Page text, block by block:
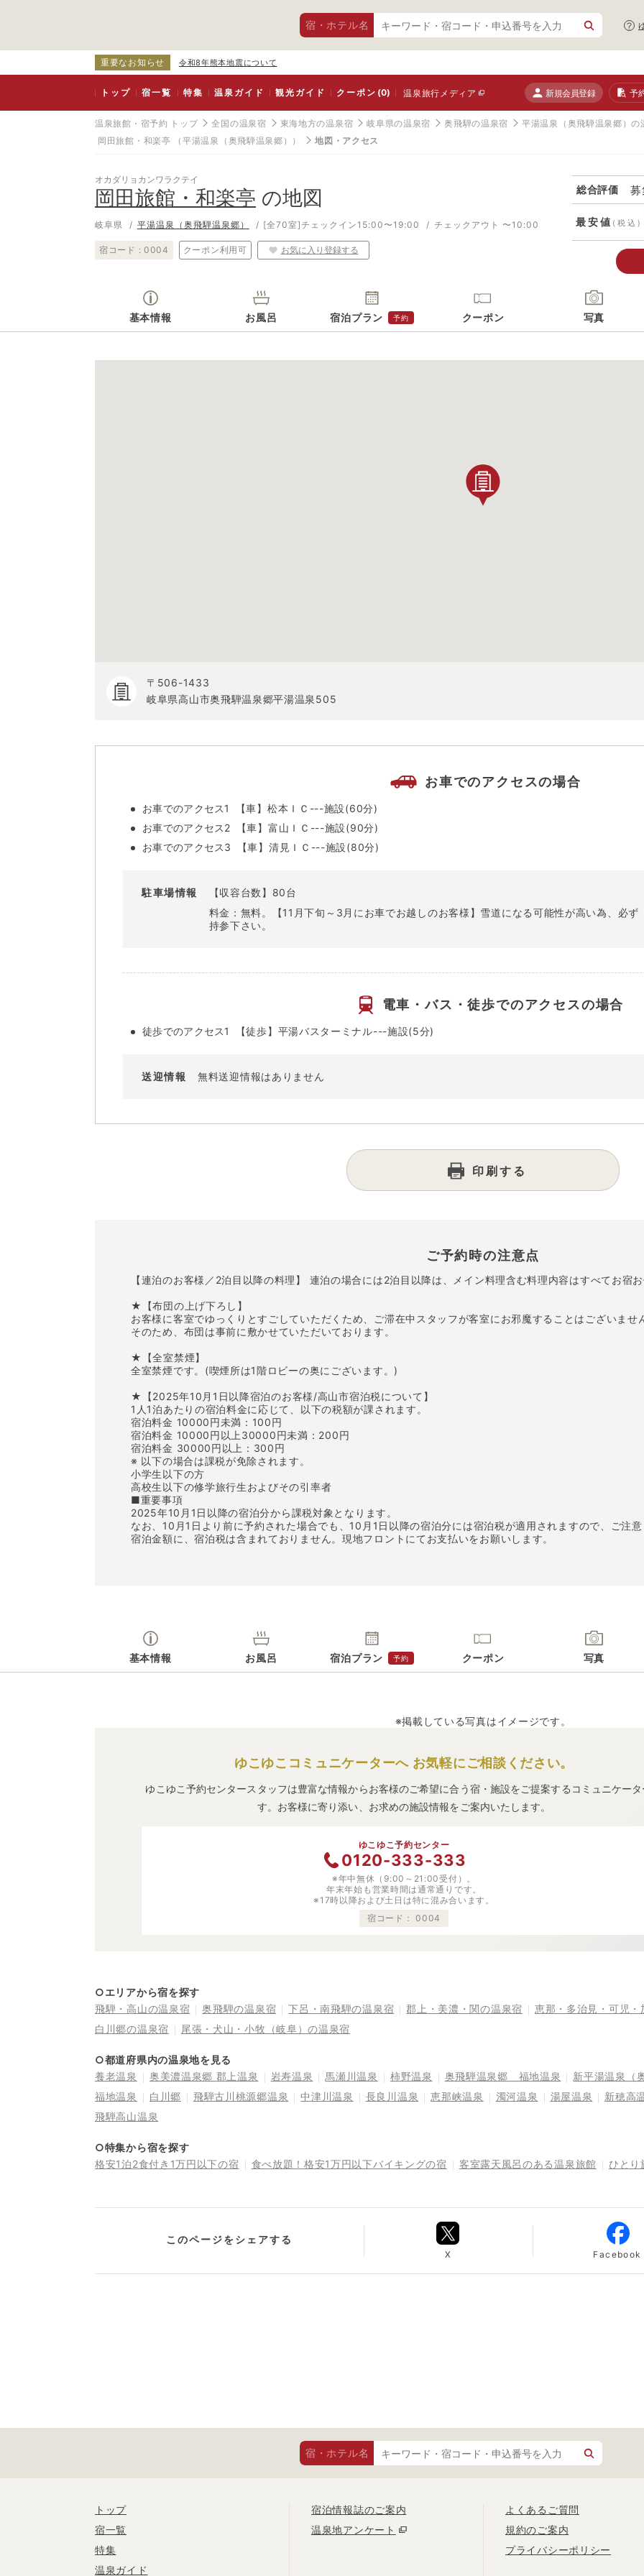
宿・ホテル名
重要なお知らせ 令和8年熊本地震について
トップ 宿一覧 特集 温泉ガイド 観光ガイド クーポン(0) 温泉旅行メディア 新規会員登録 予
温泉旅館・宿予約 トップ 全国の温泉宿 東海地方の温泉宿 岐阜県の温泉宿 奥飛騨の温泉宿
平湯温泉（奥飛騨温泉郷）の
岡田旅館・和楽亭
（平湯温泉（奥飛騨温泉郷）） 地図・アクセス
オカダリョカンワラクテイ
岡田旅館・和楽亭 の地図
岐阜県 平湯温泉（奥飛騨温泉郷） [全70室]チェックイン15:00〜19:00 チェックアウト 〜10:00
宿コード : 0004 クーポン利用可 お気に入り登録する
総合評価 募
最安値 (税込)
基本情報 お風呂 宿泊プラン 予約 クーポン 写真
〒506-1433
岐阜県高山市奥飛騨温泉郷平湯温泉505
お車でのアクセスの場合
お車でのアクセス1
【車】松本ＩＣ---施設(60分)
お車でのアクセス2
【車】富山ＩＣ---施設(90分)
お車でのアクセス3
【車】清見ＩＣ---施設(80分)
駐車場情報
【収容台数】80台
料金：無料。【11月下旬～3月にお車でお越しのお客様】雪道になる可能性が高い為、必
持参下さい。
電車・バス・徒歩でのアクセスの場合
徒歩でのアクセス1 【徒歩】平湯バスターミナル---施設(5分)
送迎情報 無料送迎情報はありません
印刷する
ご予約時の注意点
【連泊のお客様／2泊目以降の料理】 連泊の場合には2泊目以降は、メイン料理含む料理内容はすべてお宿お
★【布団の上げ下ろし】
お客様に客室でゆっくりとすごしていただくため、ご滞在中スタッフが客室にお邪魔することはございませ
そのため、布団は事前に敷かせていただいております。
★【全室禁煙】
全室禁煙です。(喫煙所は1階ロビーの奥にございます。)
★【2025年10月1日以降宿泊のお客様/高山市宿泊税について】
1人1泊あたりの宿泊料金に応じて、以下の税額が課されます。
宿泊料金 10000円未満：100円
宿泊料金 10000円以上30000円未満：200円
宿泊料金 30000円以上：300円
※ 以下の場合は課税が免除されます。
小学生以下の方
高校生以下の修学旅行生およびその引率者
■重要事項
2025年10月1日以降の宿泊分から課税対象となります。
なお、10月1日より前に予約された場合でも、10月1日以降の宿泊分には宿泊税が適用されますので、ご注意
宿泊金額に、宿泊税は含まれておりません。現地フロントにてお支払いをお願いします。
基本情報 お風呂 宿泊プラン 予約 クーポン 写真
※掲載している写真はイメージです。
ゆこゆこコミュニケーターへ お気軽にご相談ください。
ゆこゆこ予約センタースタッフは豊富な情報からお客様のご希望に合う宿・施設をご提案するコミュニケータ
す。お客様に寄り添い、お求めの施設情報をご案内いたします。
ゆこゆこ予約センター
0120-333-333
※年中無休（9:00～21:00受付）。
年末年始も営業時間は通常通りです。
※17時以降および土日は特に混み合います。
宿コード：0004
○エリアから宿を探す
飛騨・高山の温泉宿
奥飛騨の温泉宿 下呂・南飛騨の温泉宿 郡上・美濃・関の温泉宿 恵那・多治見・可児・
白川郷の温泉宿
尾張・犬山・小牧（岐阜）の温泉宿
○都道府県内の温泉地を見る
養老温泉
奥美濃温泉郷 郡上温泉 岩寿温泉 馬瀬川温泉 柿野温泉 奥飛騨温泉郷 福地温泉 新平湯温泉（
福地温泉
白川郷 飛騨古川桃源郷温泉 中津川温泉 長良川温泉 恵那峡温泉 濁河温泉 湯屋温泉 新穂高
飛騨高山温泉
○特集から宿を探す
格安1泊2食付き1万円以下の宿
食べ放題！格安1万円以下バイキングの宿 客室露天風呂のある温泉旅館 ひとり
このページをシェアする
X Facebook
宿・ホテル名
トップ
宿一覧
特集
温泉ガイド
宿泊情報誌のご案内
温泉地アンケート
よくあるご質問
規約のご案内
プライバシーポリシー